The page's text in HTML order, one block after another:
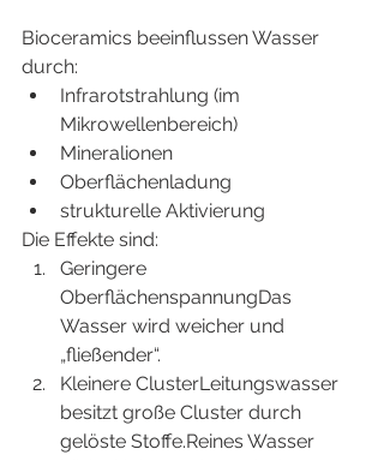
Bioceramics beeinflussen Wasser
durch:
Infrarotstrahlung (im
Mikrowellenbereich)
Mineralionen
Oberflächenladung
strukturelle Aktivierung
Die Effekte sind:
Geringere
OberflächenspannungDas
Wasser wird weicher und
„fließender“.
Kleinere ClusterLeitungswasser
besitzt große Cluster durch
gelöste Stoffe.Reines Wasser